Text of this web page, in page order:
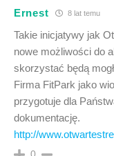
Ernest 8 lat temu
Takie inicjatywy jak
nowe możliwości do
skorzystać będą
Firma FitPark jako
przygotuje dla
dokumentację.
http://